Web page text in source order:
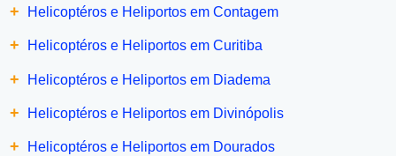
+ Helicoptéros e Heliportos em Contagem
+ Helicoptéros e Heliportos em Curitiba
+ Helicoptéros e Heliportos em Diadema
+ Helicoptéros e Heliportos em Divinópolis
+ Helicoptéros e Heliportos em Dourados